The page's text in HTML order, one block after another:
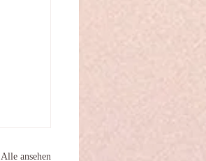
Alle ansehen